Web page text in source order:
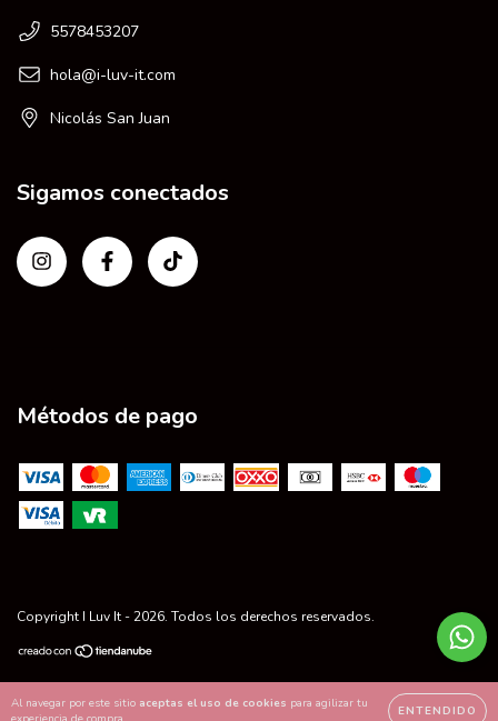
Al navegar por este sitio aceptas el uso de cookies para agilizar tu
ENTENDIDO
5578453207
hola@i-luv-it.com
Nicolás San Juan
Sigamos conectados
Métodos de pago
Copyright I Luv It - 2026. Todos los derechos reservados.